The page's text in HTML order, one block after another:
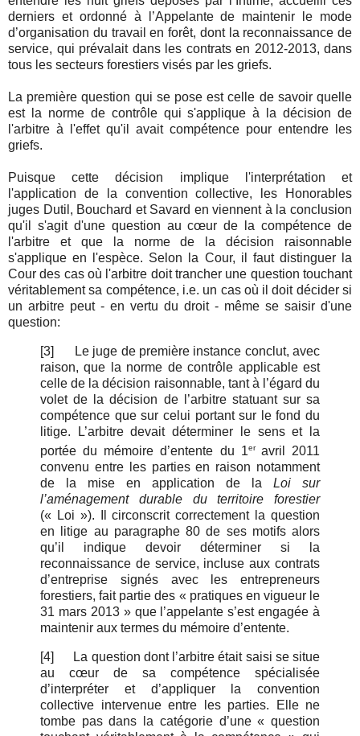
derniers et ordonné à l’Appelante de maintenir le mode
d’organisation du travail en forêt, dont la reconnaissance de
service, qui prévalait dans les contrats en 2012-2013, dans
tous les secteurs forestiers visés par les griefs.
La première question qui se pose est celle de savoir quelle
est la norme de contrôle qui s'applique à la décision de
l'arbitre à l'effet qu'il avait compétence pour entendre les
griefs.
Puisque cette décision implique l'interprétation et
l'application de la convention collective, les Honorables
juges Dutil, Bouchard et Savard en viennent à la conclusion
qu'il s'agit d'une question au cœur de la compétence de
l'arbitre et que la norme de la décision raisonnable
s'applique en l'espèce. Selon la Cour, il faut distinguer la
Cour des cas où l'arbitre doit trancher une question touchant
véritablement sa compétence, i.e. un cas où il doit décider si
un arbitre peut - en vertu du droit - même se saisir d'une
question:
[3]
Le juge de première instance conclut, avec
raison, que la norme de contrôle applicable est
celle de la décision raisonnable, tant à l’égard du
volet de la décision de l’arbitre statuant sur sa
compétence que sur celui portant sur le fond du
litige. L’arbitre devait déterminer le sens et la
portée du mémoire d’entente du 1er avril 2011
convenu entre les parties en raison notamment
de la mise en application de la Loi sur
l’aménagement durable du territoire forestier
(« Loi »). Il circonscrit correctement la question
en litige au paragraphe 80 de ses motifs alors
qu’il indique devoir déterminer si la
reconnaissance de service, incluse aux contrats
d’entreprise signés avec les entrepreneurs
forestiers, fait partie des « pratiques en vigueur le
31 mars 2013 » que l’appelante s’est engagée à
maintenir aux termes du mémoire d’entente.
[4]
La question dont l’arbitre était saisi se situe
au cœur de sa compétence spécialisée
d’interpréter et d’appliquer la convention
collective intervenue entre les parties. Elle ne
tombe pas dans la catégorie d’une « question